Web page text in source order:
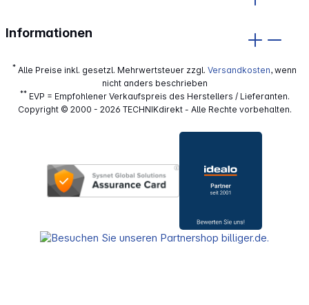
Informationen
* Alle Preise inkl. gesetzl. Mehrwertsteuer zzgl. Versandkosten, wenn
nicht anders beschrieben
**EVP = Empfohlener Verkaufspreis des Herstellers / Lieferanten.
Copyright © 2000 - 2026 TECHNIKdirekt - Alle Rechte vorbehalten.